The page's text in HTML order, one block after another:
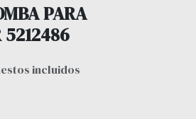
PARA
5212486
incluidos